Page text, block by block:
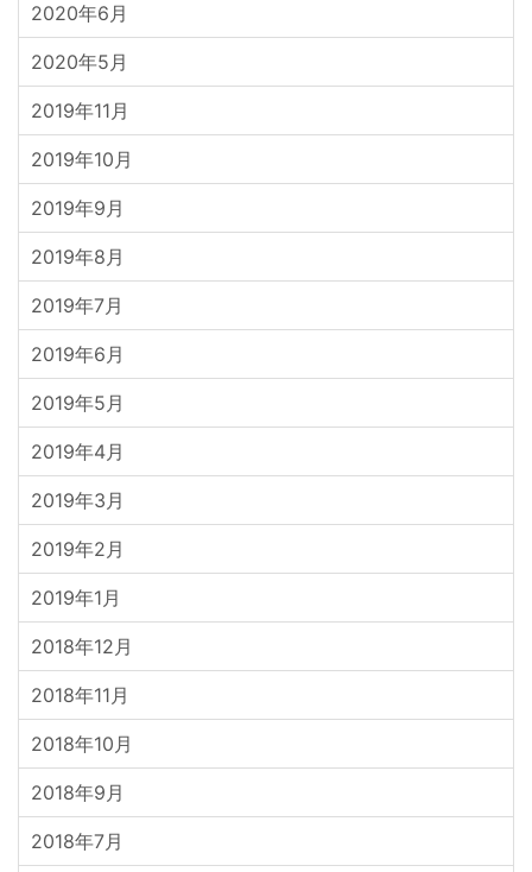
2020年6月
2020年5月
2019年11月
2019年10月
2019年9月
2019年8月
2019年7月
2019年6月
2019年5月
2019年4月
2019年3月
2019年2月
2019年1月
2018年12月
2018年11月
2018年10月
2018年9月
2018年7月